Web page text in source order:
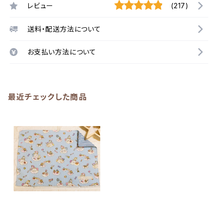
レビュー (217)
送料・配送方法について
お支払い方法について
最近チェックした商品